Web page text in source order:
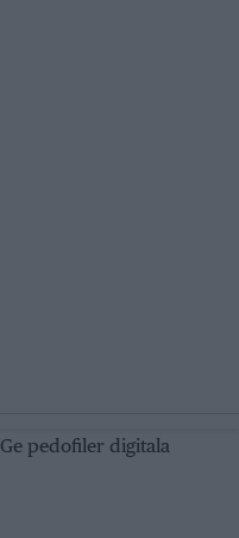
Ge pedofiler digitala